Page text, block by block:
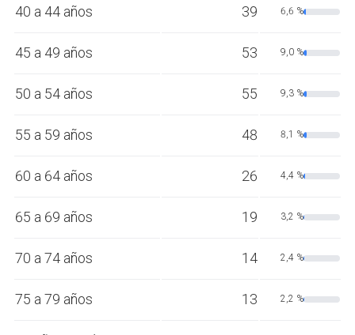
40 a 44 años 39 6,6 %
45 a 49 años 53 9,0 %
50 a 54 años 55 9,3 %
55 a 59 años 48 8,1 %
60 a 64 años 26 4,4 %
65 a 69 años 19 3,2 %
70 a 74 años 14 2,4 %
75 a 79 años 13 2,2 %